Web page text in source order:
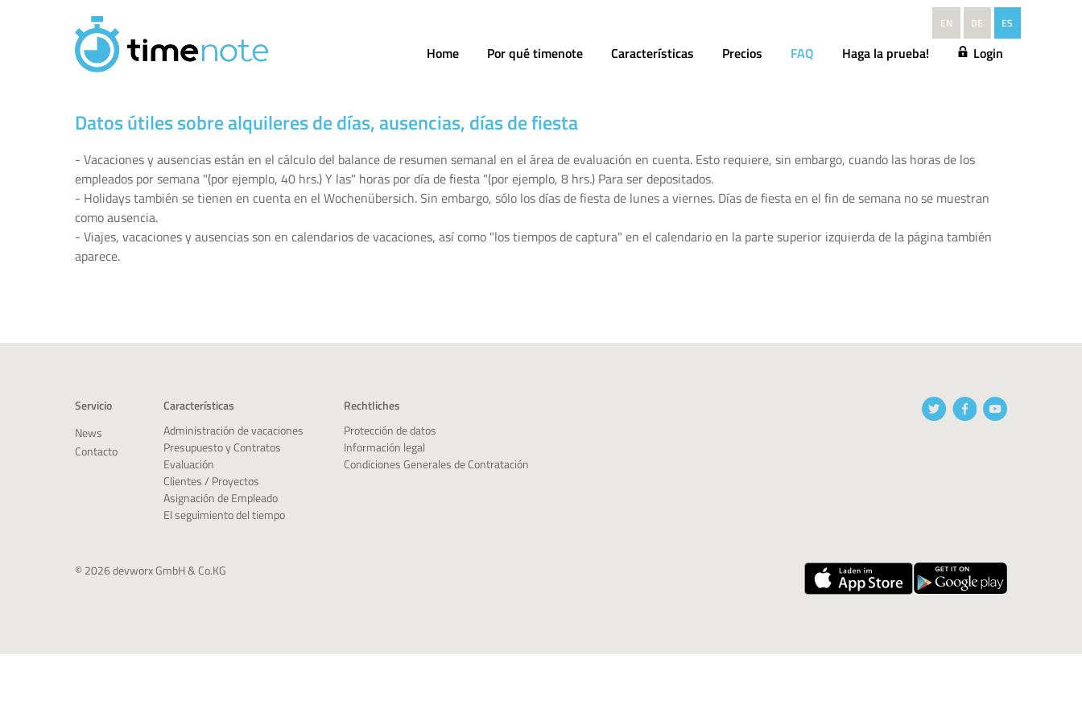
EN DE ES
Home Por qué timenote Características Precios FAQ Haga la prueba! Login
Datos útiles sobre alquileres de días, ausencias, días de fiesta
- Vacaciones y ausencias están en el cálculo del balance de resumen semanal en el área de evaluación en cuenta. Esto requiere, sin embargo, cuando las horas de los
empleados por semana "(por ejemplo, 40 hrs.) Y las" horas por día de fiesta "(por ejemplo, 8 hrs.) Para ser depositados.
- Holidays también se tienen en cuenta en el Wochenübersich. Sin embargo, sólo los días de fiesta de lunes a viernes. Días de fiesta en el fin de semana no se muestran
como ausencia.
- Viajes, vacaciones y ausencias son en calendarios de vacaciones, así como "los tiempos de captura" en el calendario en la parte superior izquierda de la página también
aparece.
Servicio
News
Contacto
Características
Administración de vacaciones
Presupuesto y Contratos
Evaluación
Clientes / Proyectos
Asignación de Empleado
El seguimiento del tiempo
Rechtliches
Protección de datos
Información legal
Condiciones Generales de Contratación
© 2026 devworx GmbH & Co.KG